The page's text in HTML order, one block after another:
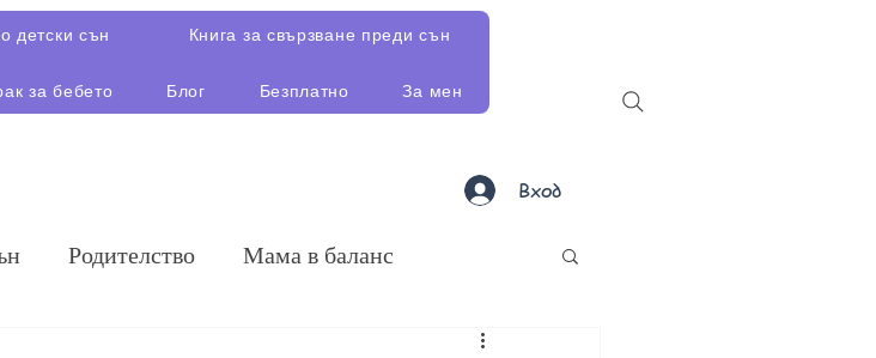
детски сън Книга за свързване преди сън
за бебето Блог Безплатно За мен
Вход
Родителство Мама в баланс